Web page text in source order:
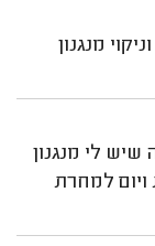
מנגנון
לי מנגנון
ויום למחרת